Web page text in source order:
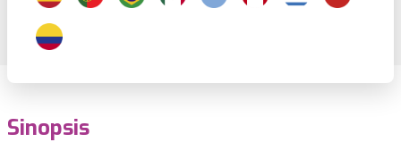
Sinopsis